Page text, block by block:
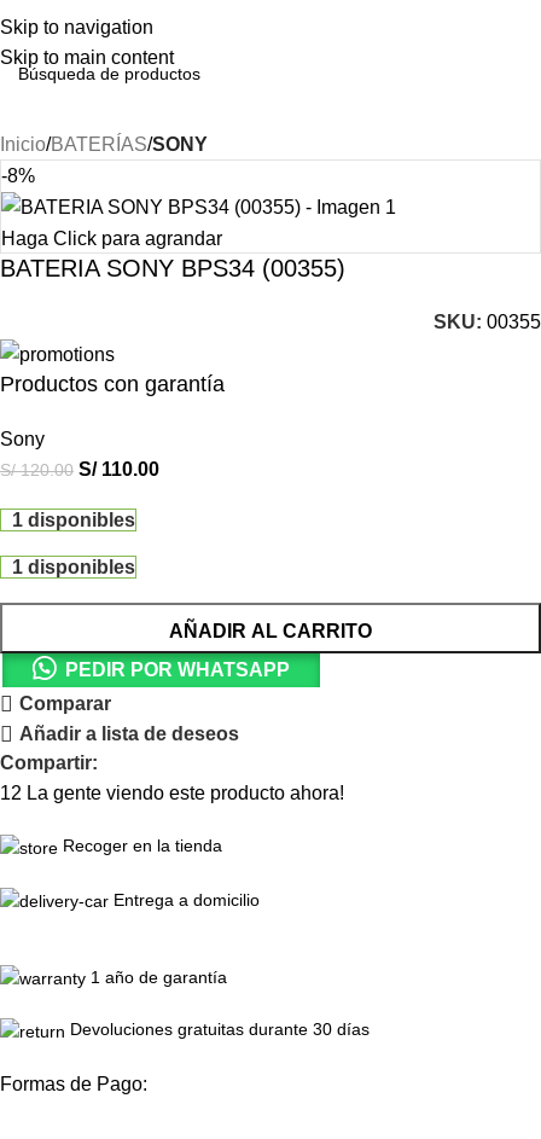
Skip to navigation
Skip to main content
Inicio BATERÍAS SONY
-8%
Haga Click para agrandar
BATERIA SONY BPS34 (00355)
SKU: 00355
Productos con garantía
Sony
S/120.00 S/110.00
1 disponibles
1 disponibles
AÑADIR AL CARRITO
PEDIR POR WHATSAPP
Comparar
Añadir a lista de deseos
Compartir:
12 La gente viendo este producto ahora!
Recoger en la tienda
Entrega a domicilio
1 año de garantía
Devoluciones gratuitas durante 30 días
Formas de Pago: